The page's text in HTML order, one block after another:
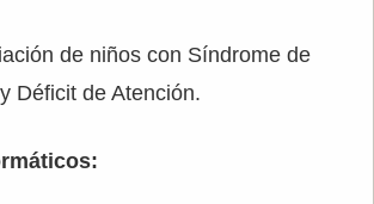
de niños con Síndrome de
Déficit de Atención.